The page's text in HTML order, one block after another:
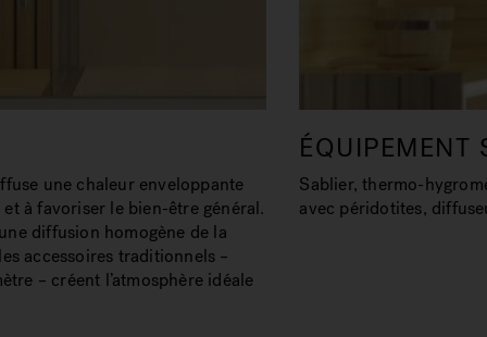
une chaleur enveloppante
à favoriser le bien-être général.
diffusion homogène de la
accessoires traditionnels –
– créent l’atmosphère idéale
ÉQUIPEMENT
Sablier, thermo-
avec péridotites,